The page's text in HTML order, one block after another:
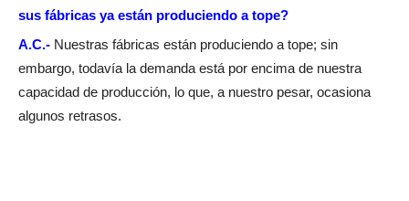
sus fábricas ya están produciendo a tope?
A.C.- Nuestras fábricas están produciendo a tope; sin
embargo, todavía la demanda está por encima de nuestra
capacidad de producción, lo que, a nuestro pesar, ocasiona
algunos retrasos.